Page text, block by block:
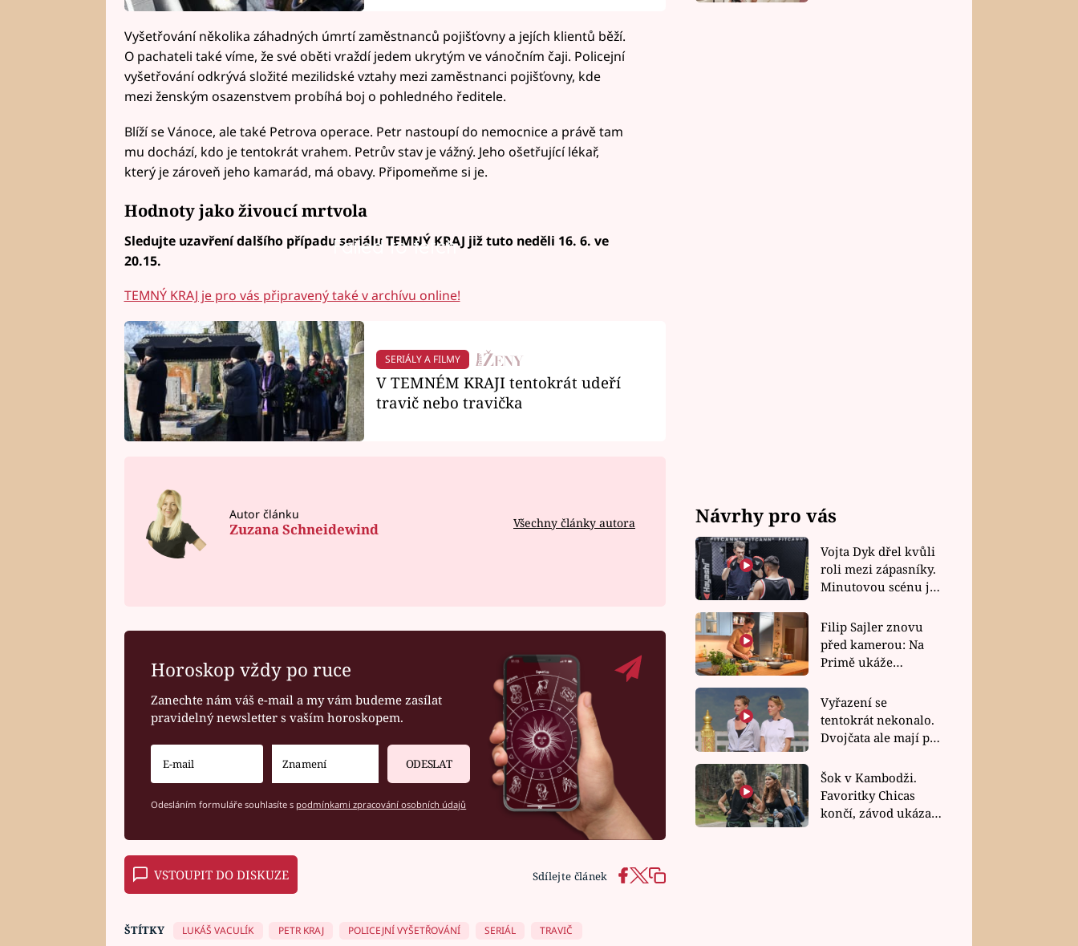
Vyšetřování několika záhadných úmrtí zaměstnanců pojišťovny a jejích klientů běží.
O pachateli také víme, že své oběti vraždí jedem ukrytým ve vánočním čaji. Policejní
vyšetřování odkrývá složité mezilidské vztahy mezi zaměstnanci pojišťovny, kde
mezi ženským osazenstvem probíhá boj o pohledného ředitele.
Blíží se Vánoce, ale také Petrova operace. Petr nastoupí do nemocnice a právě tam
mu dochází, kdo je tentokrát vrahem. Petrův stav je vážný. Jeho ošetřující lékař,
který je zároveň jeho kamarád, má obavy. Připomeňme si je.
Hodnoty jako živoucí mrtvola
Failed to fetch
Sledujte uzavření dalšího případu seriálu TEMNÝ KRAJ již tuto neděli 16. 6. ve
20.15.
TEMNÝ KRAJ je pro vás připravený také v archívu online!
SERIÁLY A FILMY
V TEMNÉM KRAJI tentokrát udeří
travič nebo travička
Autor článku
Zuzana Schneidewind Všechny články autora
Horoskop vždy po ruce
Zanechte nám váš e-mail a my vám budeme zasílat
pravidelný newsletter s vaším horoskopem.
ODESLAT
Odesláním formuláře souhlasíte s podmínkami zpracování osobních údajů
VSTOUPIT DO DISKUZE Sdílejte článek
ŠTÍTKY LUKÁŠ VACULÍK PETR KRAJ POLICEJNÍ VYŠETŘOVÁNÍ SERIÁL
TRAVIČ
Návrhy pro vás
Vojta Dyk dřel kvůli
roli mezi zápasníky.
Minutovou scénu jel
Filip Sajler znovu
před kamerou: Na
Primě ukáže
rychlé recepty
Vyřazení se
tentokrát nekonalo.
Dvojčata ale mají po
závodu nůž na krku
Šok v Kambodži.
Favoritky Chicas
končí, závod ukázal